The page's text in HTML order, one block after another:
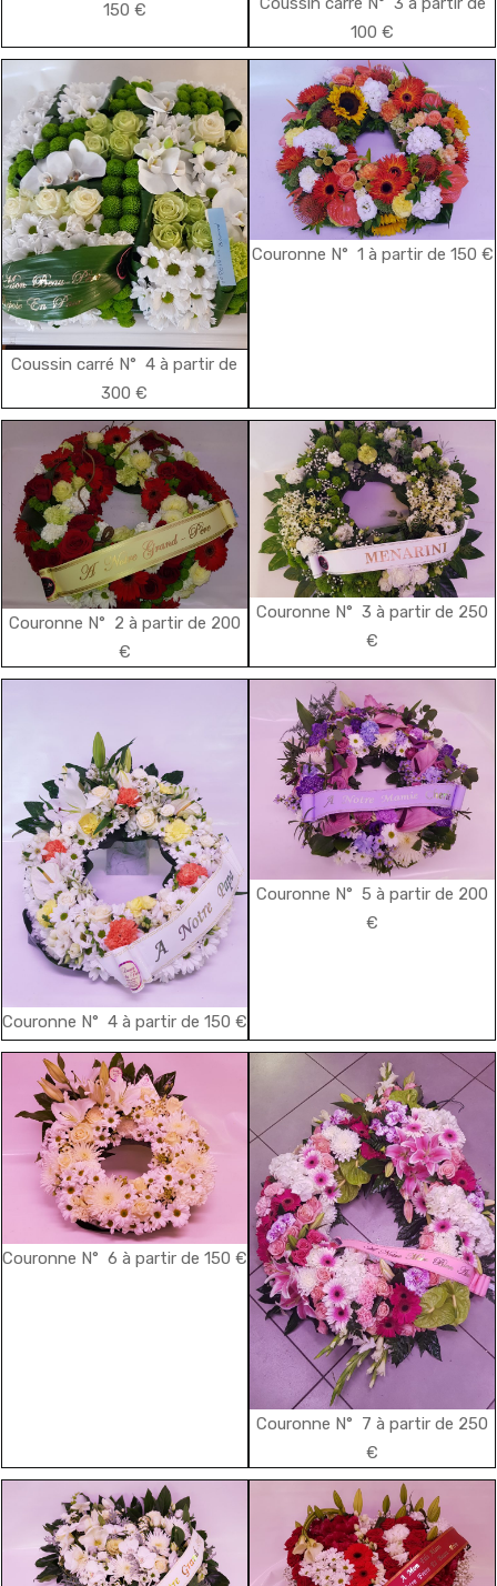
150 €
100 €
Coussin carré N° 4 à partir de
300 €
Couronne N° 1 à partir de 150 €
Couronne N° 2 à partir de 200
€
Couronne N° 3 à partir de 250
€
Couronne N° 4 à partir de 150 €
Couronne N° 5 à partir de 200
€
Couronne N° 6 à partir de 150 €
Couronne N° 7 à partir de 250
€